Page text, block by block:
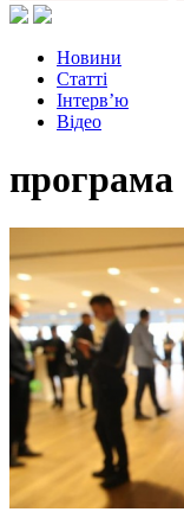
Новини
Статті
Інтерв’ю
Відео
програма